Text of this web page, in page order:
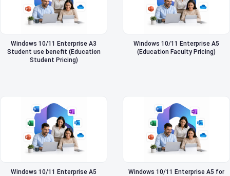
Windows 10/11 Enterprise A3
Student use benefit (Education
Student Pricing)
Windows 10/11 Enterprise A5
(Education Faculty Pricing)
Windows 10/11 Enterprise A5
Windows 10/11 Enterprise A5 for